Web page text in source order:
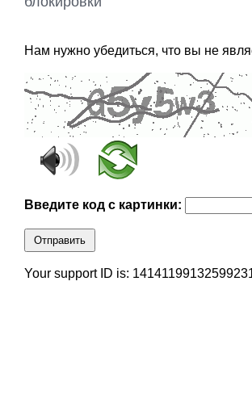
Нам нужно убедиться, что вы не
Введите код с картинки:
Отправить
Your support ID is: